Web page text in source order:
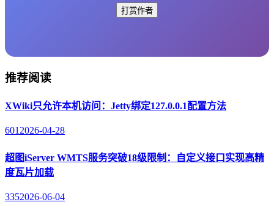
打赏作者
推荐阅读
XWiki只允许本机访问：Jetty绑定127.0.0.1配置方法
601 2026-04-28
超图iServer WMTS服务突破18级限制：自定义接口实现高精
度瓦片加载
3352026-06-04